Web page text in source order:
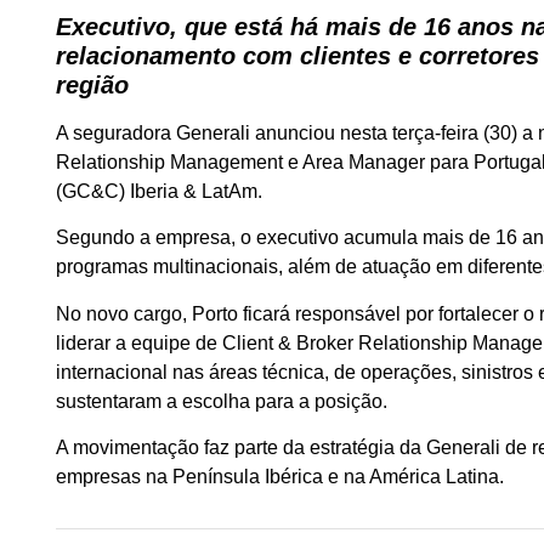
Executivo, que está há mais de 16 anos
relacionamento com clientes e
região
A seguradora Generali anunciou nesta terça-feira (30)
Relationship Management e Area Manager para
(GC&C) Iberia & LatAm.
Segundo a empresa, o executivo acumula mais de 16
programas multinacionais, além de atuação em
No novo cargo, Porto ficará responsável por fortalecer
liderar a equipe de Client & Broker Relationship
internacional nas áreas técnica, de operações,
sustentaram a escolha para a posição.
A movimentação faz parte da estratégia da Generali de
empresas na Península Ibérica e na América Latina.